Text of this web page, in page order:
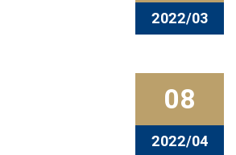
2022/03
08
2022/04